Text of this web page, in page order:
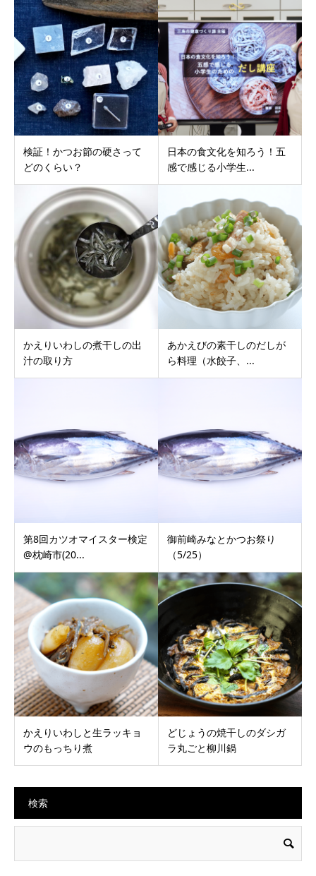
検証！かつお節の硬さって
どのくらい？
日本の食文化を知ろう！五
感で感じる小学生...
かえりいわしの煮干しの出
汁の取り方
あかえびの素干しのだしが
ら料理（水餃子、...
第8回カツオマイスター検定
@枕崎市(20...
御前崎みなとかつお祭り
（5/25）
かえりいわしと生ラッキョ
ウのもっちり煮
どじょうの焼干しのダシガ
ラ丸ごと柳川鍋
検索